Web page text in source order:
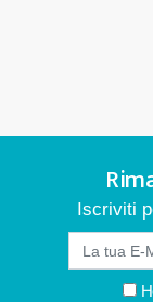
Iscriviti